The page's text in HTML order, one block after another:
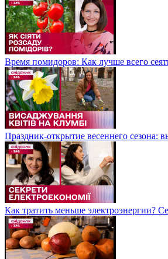
Время помидоров: Как лучше всего
Праздник-открытие весеннего сезона:
Как тратить меньше электроэнергии?